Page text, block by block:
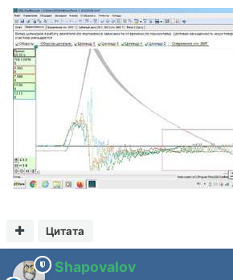
Цитата
Shapovalov